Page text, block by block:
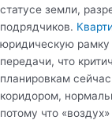
статусе земли,
подрядчиков.
юридическую рамку
передачи, что
планировкам
коридором,
потому что